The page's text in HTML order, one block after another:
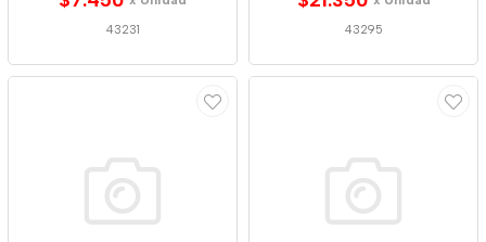
43231 43295